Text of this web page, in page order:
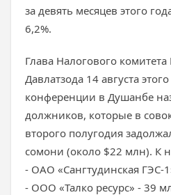
за девять месяцев этого
6,2%.
Глава Налогового комитета
Давлатзода 14 августа
конференции в Душанбе
должников, которые в
второго полугодия
сомони (около $22 млн). К
- ОАО «Сангтудинская ГЭС-
- ООО «Талко ресурс» - 39